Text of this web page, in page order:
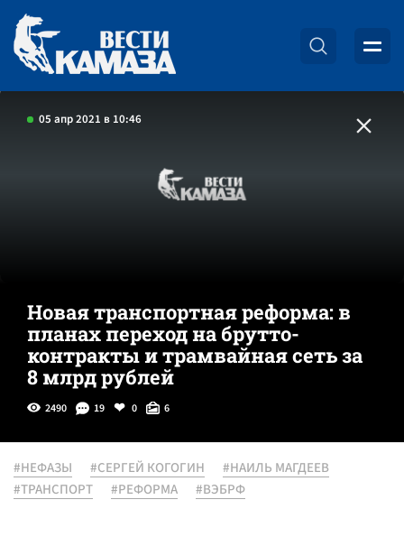
05 апр 2021 в 10:46
Новая транспортная реформа: в
планах переход на брутто-
контракты и трамвайная сеть за
8 млрд рублей
2490 19 0 6
#НЕФАЗЫ #СЕРГЕЙ КОГОГИН
#НАИЛЬ МАГДЕЕВ
#ТРАНСПОРТ
#РЕФОРМА #ВЭБРФ